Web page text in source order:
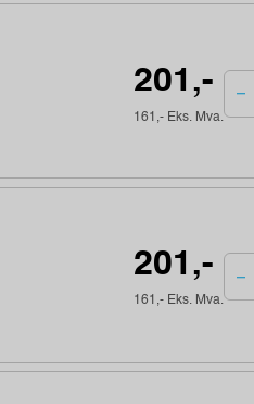
201,-
161,- Eks. Mva.
201,-
161,- Eks. Mva.